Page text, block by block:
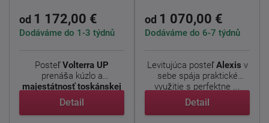
od 1 172,00 €
Dodáváme do 1-3 týdnů
PosteľVolterra UP
prenáša kúzlo a
majestátnosť toskánskej
...
Detail
od 1 070,00 €
Dodáváme do 6-7 týdnů
Levitujúca posteľAlexis v
sebe spája praktické
využitie s perfektne ...
Detail